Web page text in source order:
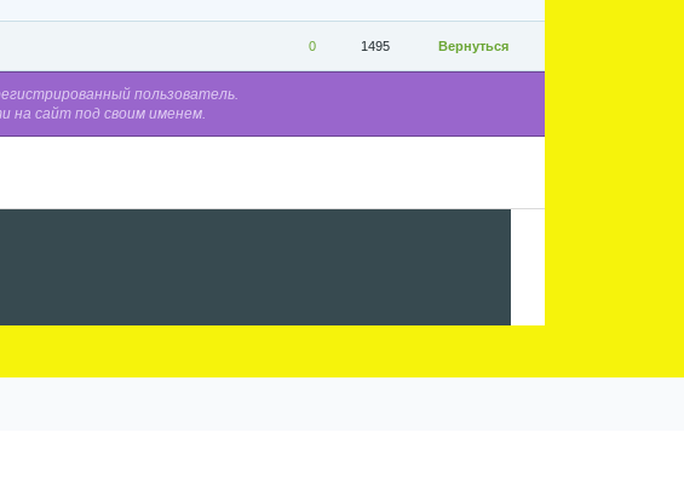
Вернуться
1495
0
пользователь.
на сайт под своим именем.